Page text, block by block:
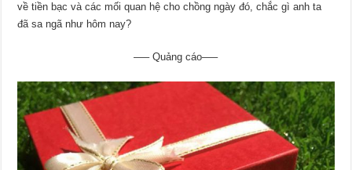
về tiền bạc và các mối quan hệ cho chồng ngày đó, chắc gì anh ta
đã sa ngã như hôm nay?
—– Quảng cáo—–